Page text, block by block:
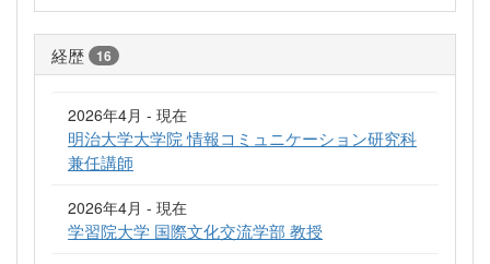
経歴 16
2026年4月 - 現在
明治大学大学院 情報コミュニケーション研究科
兼任講師
2026年4月 - 現在
学習院大学 国際文化交流学部 教授